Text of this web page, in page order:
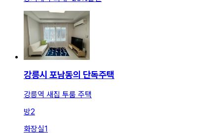
강릉시 포남동의 단독주택
강릉역 새집 투룸 주택
방2
화장실1